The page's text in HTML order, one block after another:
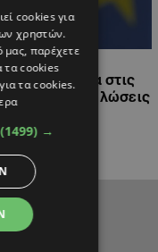
14:01
η Αθήνα στις
για τις δηλώσεις
cookies για
χρηστών.
μας, παρέχετε
τα cookies
τα cookies.
(1499) →